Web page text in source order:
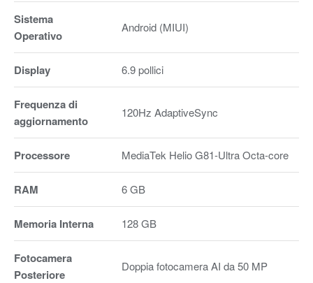
Sistema
Operativo
Android (MIUI)
Display 6.9 pollici
Frequenza di
aggiornamento
120Hz AdaptiveSync
Processore MediaTek Helio G81-Ultra Octa-core
RAM 6 GB
Memoria Interna 128 GB
Fotocamera
Posteriore
Doppia fotocamera AI da 50 MP